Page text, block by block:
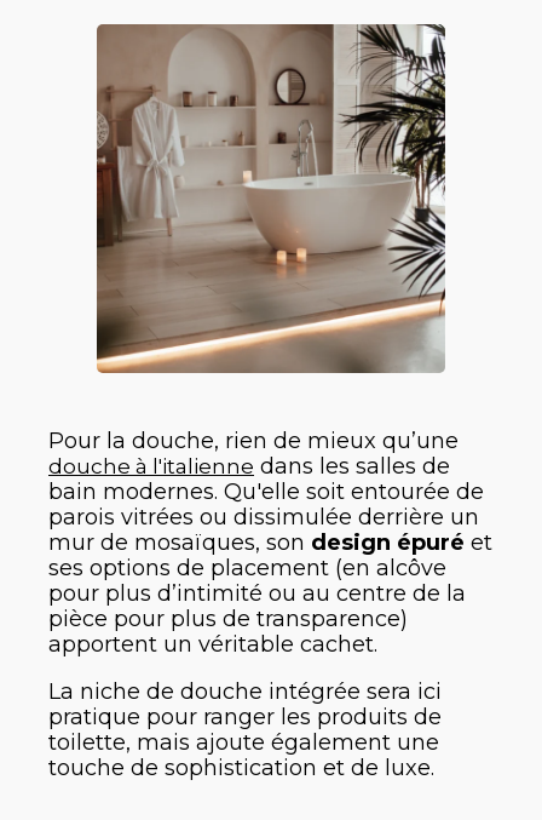
Pour la douche, rien de mieux qu’une
douche à l'italienne dans les salles de
bain modernes. Qu'elle soit entourée de
parois vitrées ou dissimulée derrière un
mur de mosaïques, son design épuré et
ses options de placement (en alcôve
pour plus d’intimité ou au centre de la
pièce pour plus de transparence)
apportent un véritable cachet.
La niche de douche intégrée sera ici
pratique pour ranger les produits de
toilette, mais ajoute également une
touche de sophistication et de luxe.